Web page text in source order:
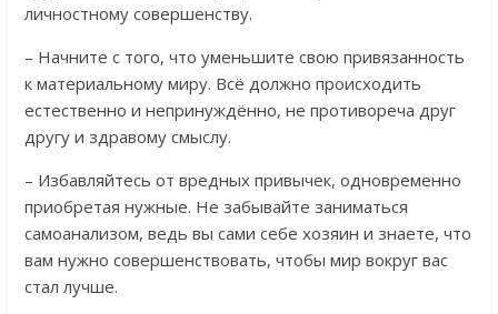
личностному совершенству.
– Начните с того, что уменьшите свою привязанность
к материальному миру. Всё должно происходить
естественно и непринуждённо, не противореча друг
другу и здравому смыслу.
– Избавляйтесь от вредных привычек, одновременно
приобретая нужные. Не забывайте заниматься
самоанализом, ведь вы сами себе хозяин и знаете, что
вам нужно совершенствовать, чтобы мир вокруг вас
стал лучше.